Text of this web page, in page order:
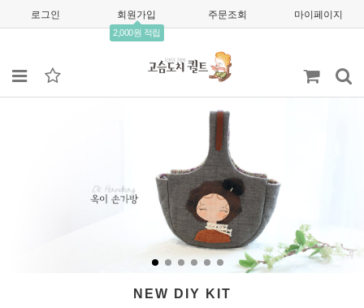
로그인 회원가입
2,000원 적립
주문조회 마이페이지
NEW DIY KIT